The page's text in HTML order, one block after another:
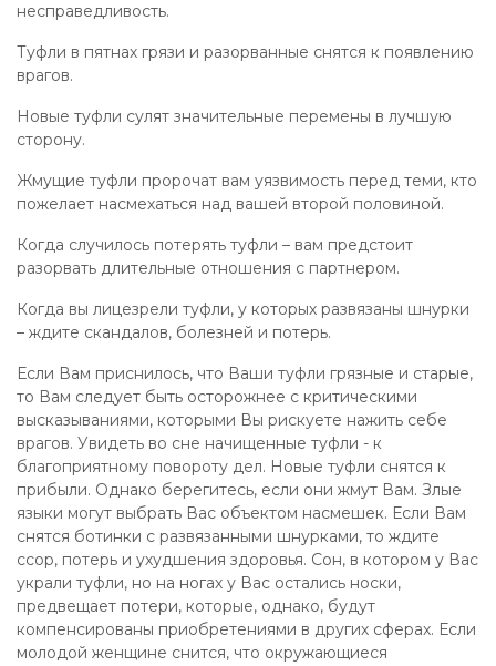
несправедливость.
Туфли в пятнах грязи и разорванные снятся к появлению
врагов.
Новые туфли сулят значительные перемены в лучшую
сторону.
Жмущие туфли пророчат вам уязвимость перед теми, кто
пожелает насмехаться над вашей второй половиной.
Когда случилось потерять туфли – вам предстоит
разорвать длительные отношения с партнером.
Когда вы лицезрели туфли, у которых развязаны шнурки
– ждите скандалов, болезней и потерь.
Если Вам приснилось, что Ваши туфли грязные и старые,
то Вам следует быть осторожнее с критическими
высказываниями, которыми Вы рискуете нажить себе
врагов. Увидеть во сне начищенные туфли - к
благоприятному повороту дел. Новые туфли снятся к
прибыли. Однако берегитесь, если они жмут Вам. Злые
языки могут выбрать Вас объектом насмешек. Если Вам
снятся ботинки с развязанными шнурками, то ждите
ссор, потерь и ухудшения здоровья. Сон, в котором у Вас
украли туфли, но на ногах у Вас остались носки,
предвещает потери, которые, однако, будут
компенсированы приобретениями в других сферах. Если
молодой женщине снится, что окружающиеся